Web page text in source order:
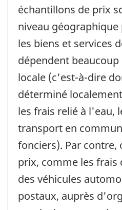
échantillons de prix
niveau
les biens et services
dépendent
locale (c'est-à-dire
déterminé
les frais relié à l'eau,
transport en
fonciers). Par
prix, comme les
des véhicules
postaux, auprès